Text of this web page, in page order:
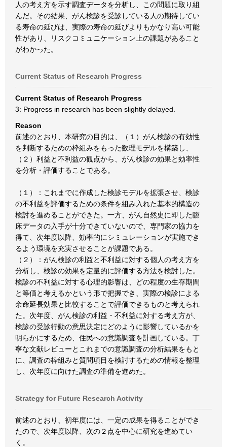
人の考え方を示す調査データを分析し、この問題に取り組
んだ。その結果、がん検診を受診している人の期待してい
る寿命の延びは、実際の寿命の延びよりもかなり高い可能
性があり、リスクコミュニケーション上の課題があること
がわかった。
Current Status of Research Progress
Current Status of Research Progress
3: Progress in research has been slightly delayed.
Reason
前述のとおり、本研究の目的は、（１）がん検診の有効性
を判断するための枠組みをもった数理モデルを構築し、
（２）利益と不利益の観点から、がん検診の効果と効率性
を分析・評価することである。
（１）：これまでに作成した検診モデルを拡張させ、検診
の不利益を評価するための条件を組み入れた基本的構造の
検討を進めることができた。一方、がん自然史に即した臨
床データの入手が十分できていないので、専門家の協力を
得て、次年度以降、効率的にシミュレーションが実施でき
るよう環境を充実させることが課題である。
（２）：がん検診の利益と不利益に対する個人の考え方を
分析し、検診の効果を定量的に評価する方法を検討した。
検診の不利益に対する心理的影響は、どの程度の生存期間
と等価と考えるかという形で把握でき、実際の検診による
余命延長効果と比較することで評価できるものと考えられ
た。次年度、がん検診の利益・不利益に対する考え方が、
検診の受診行動の意思決定にどのように影響しているかを
明らかにするため、住民への意識調査を計画している。丁
寧な文献レビューとこれまでの意識調査の分析結果をもと
に、調査の枠組みと質問項目を検討するための情報を整理
し、次年度に向けた調査の準備を進めた。
Strategy for Future Research Activity
前述のとおり、初年度には、一定の成果を得ることができ
たので、次年度以降、次の２点を中心に研究を進めてい
く。